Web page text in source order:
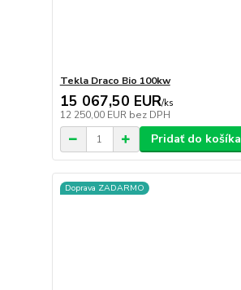
Tekla Draco Bio 100kw
15 067,50 EUR/ks
12 250,00 EUR bez DPH
Pridať do košíka
Doprava ZADARMO